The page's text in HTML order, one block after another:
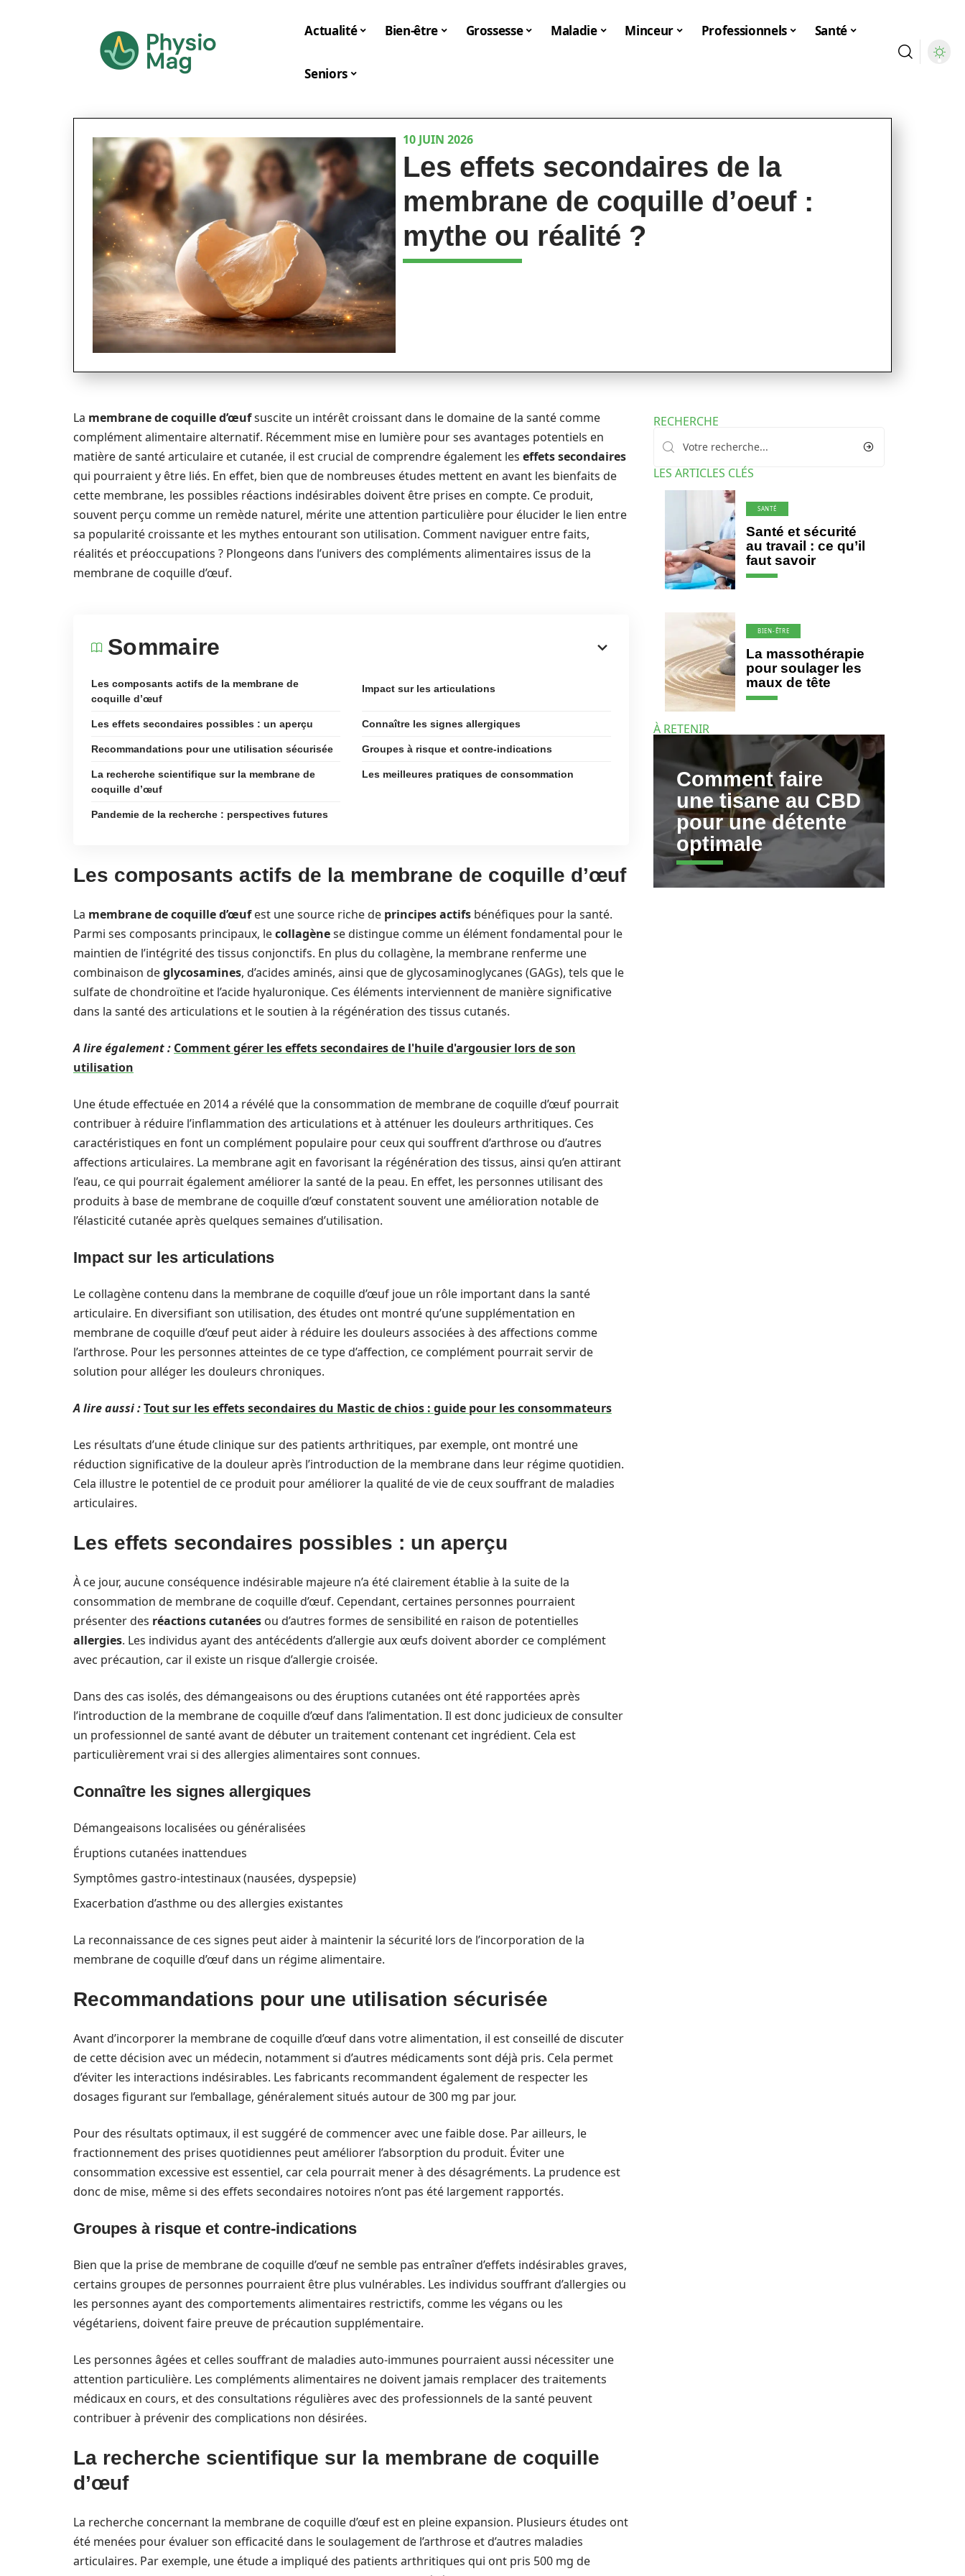
Actualité Bien-être Grossesse Maladie Minceur Professionnels Santé
Seniors
10 JUIN 2026
Les effets secondaires de la
membrane de coquille d’oeuf :
mythe ou réalité ?
La membrane de coquille d’œufsuscite un intérêt croissant dans le domaine de la santé comme
complément alimentaire alternatif. Récemment mise en lumière pour ses avantages potentiels en
matière de santé articulaire et cutanée, il est crucial de comprendre également les effets secondaires
qui pourraient y être liés. En effet, bien que de nombreuses études mettent en avant les bienfaits de
cette membrane, les possibles réactions indésirables doivent être prises en compte. Ce produit,
souvent perçu comme un remède naturel, mérite une attention particulière pour élucider le lien entre
sa popularité croissante et les mythes entourant son utilisation. Comment naviguer entre faits,
réalités et préoccupations ? Plongeons dans l’univers des compléments alimentaires issus de la
membrane de coquille d’œuf.
Sommaire
Les composants actifs de la membrane de
coquille d’œuf
Impact sur les articulations
Les effets secondaires possibles : un aperçu Connaître les signes allergiques
Recommandations pour une utilisation sécurisée Groupes à risque et contre-indications
La recherche scientifique sur la membrane de
coquille d’œuf
Les meilleures pratiques de consommation
Pandemie de la recherche : perspectives futures
Les composants actifs de la membrane de coquille d’œuf
La membrane de coquille d’œufest une source riche de principes actifs bénéfiques pour la santé.
Parmi ses composants principaux, lecollagènese distingue comme un élément fondamental pour le
maintien de l’intégrité des tissus conjonctifs. En plus du collagène, la membrane renferme une
combinaison deglycosamines, d’acides aminés, ainsi que de glycosaminoglycanes (GAGs), tels que le
sulfate de chondroïtine et l’acide hyaluronique. Ces éléments interviennent de manière significative
dans la santé des articulations et le soutien à la régénération des tissus cutanés.
A lire également : Comment gérer les effets secondaires de l'huile d'argousier lors de son
utilisation
Une étude effectuée en 2014 a révélé que la consommation de membrane de coquille d’œuf pourrait
contribuer à réduire l’inflammation des articulations et à atténuer les douleurs arthritiques. Ces
caractéristiques en font un complément populaire pour ceux qui souffrent d’arthrose ou d’autres
affections articulaires. La membrane agit en favorisant la régénération des tissus, ainsi qu’en attirant
l’eau, ce qui pourrait également améliorer la santé de la peau. En effet, les personnes utilisant des
produits à base de membrane de coquille d’œuf constatent souvent une amélioration notable de
l’élasticité cutanée après quelques semaines d’utilisation.
Impact sur les articulations
Le collagène contenu dans la membrane de coquille d’œuf joue un rôle important dans la santé
articulaire. En diversifiant son utilisation, des études ont montré qu’une supplémentation en
membrane de coquille d’œuf peut aider à réduire les douleurs associées à des affections comme
l’arthrose. Pour les personnes atteintes de ce type d’affection, ce complément pourrait servir de
solution pour alléger les douleurs chroniques.
A lire aussi :Tout sur les effets secondaires du Mastic de chios : guide pour les consommateurs
Les résultats d’une étude clinique sur des patients arthritiques, par exemple, ont montré une
réduction significative de la douleur après l’introduction de la membrane dans leur régime quotidien.
Cela illustre le potentiel de ce produit pour améliorer la qualité de vie de ceux souffrant de maladies
articulaires.
Les effets secondaires possibles : un aperçu
À ce jour, aucune conséquence indésirable majeure n’a été clairement établie à la suite de la
consommation de membrane de coquille d’œuf. Cependant, certaines personnes pourraient
présenter des réactions cutanées ou d’autres formes de sensibilité en raison de potentielles
allergies. Les individus ayant des antécédents d’allergie aux œufs doivent aborder ce complément
avec précaution, car il existe un risque d’allergie croisée.
Dans des cas isolés, des démangeaisons ou des éruptions cutanées ont été rapportées après
l’introduction de la membrane de coquille d’œuf dans l’alimentation. Il est donc judicieux de consulter
un professionnel de santé avant de débuter un traitement contenant cet ingrédient. Cela est
particulièrement vrai si des allergies alimentaires sont connues.
Connaître les signes allergiques
Démangeaisons localisées ou généralisées
Éruptions cutanées inattendues
Symptômes gastro-intestinaux (nausées, dyspepsie)
Exacerbation d’asthme ou des allergies existantes
La reconnaissance de ces signes peut aider à maintenir la sécurité lors de l’incorporation de la
membrane de coquille d’œuf dans un régime alimentaire.
Recommandations pour une utilisation sécurisée
Avant d’incorporer la membrane de coquille d’œuf dans votre alimentation, il est conseillé de discuter
de cette décision avec un médecin, notamment si d’autres médicaments sont déjà pris. Cela permet
d’éviter les interactions indésirables. Les fabricants recommandent également de respecter les
dosages figurant sur l’emballage, généralement situés autour de 300 mg par jour.
Pour des résultats optimaux, il est suggéré de commencer avec une faible dose. Par ailleurs, le
fractionnement des prises quotidiennes peut améliorer l’absorption du produit. Éviter une
consommation excessive est essentiel, car cela pourrait mener à des désagréments. La prudence est
donc de mise, même si des effets secondaires notoires n’ont pas été largement rapportés.
Groupes à risque et contre-indications
Bien que la prise de membrane de coquille d’œuf ne semble pas entraîner d’effets indésirables graves,
certains groupes de personnes pourraient être plus vulnérables. Les individus souffrant d’allergies ou
les personnes ayant des comportements alimentaires restrictifs, comme les végans ou les
végétariens, doivent faire preuve de précaution supplémentaire.
Les personnes âgées et celles souffrant de maladies auto-immunes pourraient aussi nécessiter une
attention particulière. Les compléments alimentaires ne doivent jamais remplacer des traitements
médicaux en cours, et des consultations régulières avec des professionnels de la santé peuvent
contribuer à prévenir des complications non désirées.
La recherche scientifique sur la membrane de coquille
d’œuf
La recherche concernant la membrane de coquille d’œuf est en pleine expansion. Plusieurs études ont
été menées pour évaluer son efficacité dans le soulagement de l’arthrose et d’autres maladies
articulaires. Par exemple, une étude a impliqué des patients arthritiques qui ont pris 500 mg de
RECHERCHE
LES ARTICLES CLÉS
SANTÉ
Santé et sécurité
au travail : ce qu’il
faut savoir
BIEN-ÊTRE
La massothérapie
pour soulager les
maux de tête
À RETENIR
Comment faire
une tisane au CBD
pour une détente
optimale